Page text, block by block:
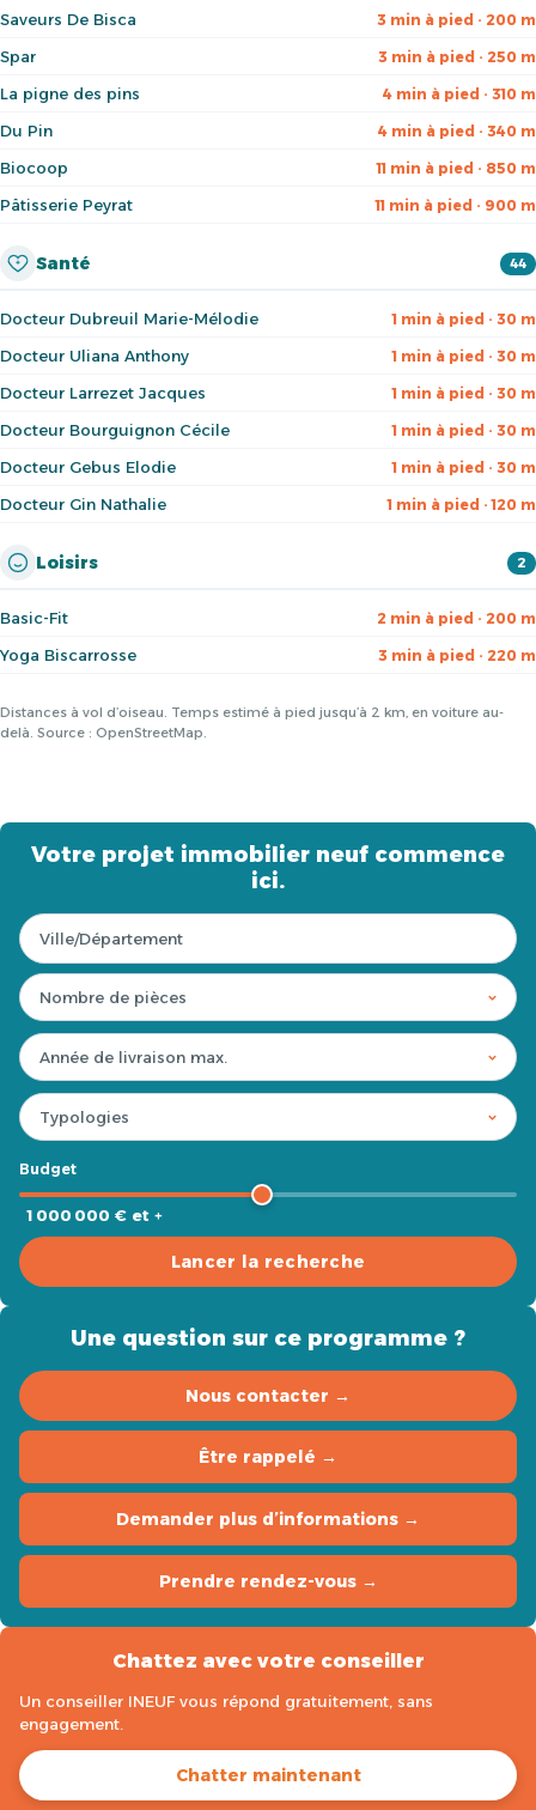
Saveurs De Bisca 3 min à pied · 200 m
Spar 3 min à pied · 250 m
La pigne des pins 4 min à pied · 310 m
Du Pin 4 min à pied · 340 m
Biocoop 11 min à pied · 850 m
Pâtisserie Peyrat 11 min à pied · 900 m
Santé 44
Docteur Dubreuil Marie-Mélodie 1 min à pied · 30 m
Docteur Uliana Anthony 1 min à pied · 30 m
Docteur Larrezet Jacques 1 min à pied · 30 m
Docteur Bourguignon Cécile 1 min à pied · 30 m
Docteur Gebus Elodie 1 min à pied · 30 m
Docteur Gin Nathalie 1 min à pied · 120 m
Loisirs 2
Basic-Fit 2 min à pied · 200 m
Yoga Biscarrosse 3 min à pied · 220 m
Distances à vol d’oiseau. Temps estimé à pied jusqu’à 2 km, en voiture au-
delà. Source : OpenStreetMap.
Votre projet immobilier neuf commence
ici.
Budget
1 000 000 € et +
Lancer la recherche
Une question sur ce programme ?
Nous contacter →
Être rappelé →
Demander plus d’informations →
Prendre rendez-vous →
Chattez avec votre conseiller
Un conseiller INEUF vous répond gratuitement, sans
engagement.
Chatter maintenant